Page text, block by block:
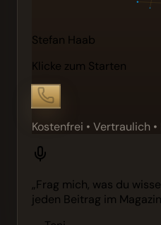
Stefan Haab
Klicke zum Starten
Kostenfrei • Vertraulich
„Frag mich, was du
jeden Beitrag im